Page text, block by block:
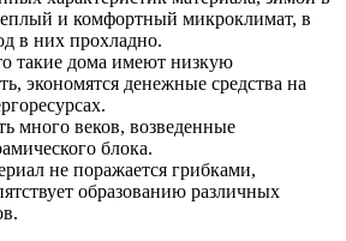
и комфортный микроклимат, в
в них прохладно.
такие дома имеют низкую
экономятся денежные средства на
много веков, возведенные
блока.
не поражается грибками,
образованию различных